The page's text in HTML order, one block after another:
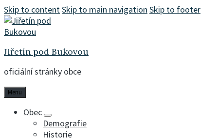
Skip to contentSkip to main navigation Skip to footer
Jiřetín pod Bukovou
oficiální stránky obce
Menu
Obec
Demografie
Historie